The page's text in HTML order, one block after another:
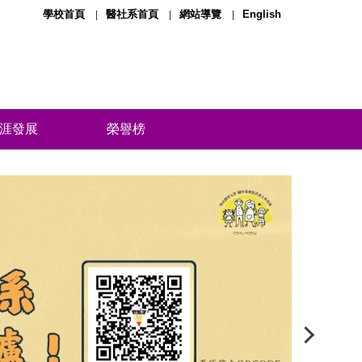
學校首頁 醫社系首頁 網站導覽 English
發展 榮譽榜